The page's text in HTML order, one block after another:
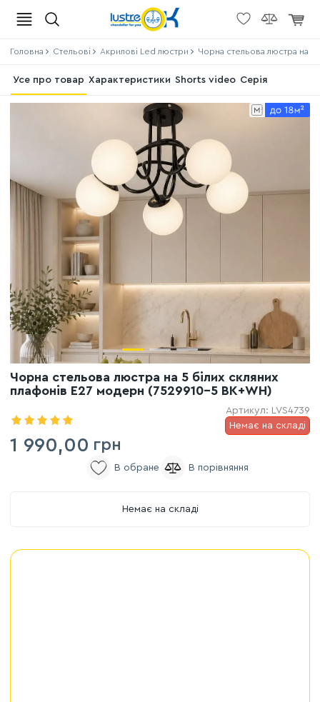
Головна Стельові Акрилові Led люстри Чорна стельова люстра на 5
Усе про товар Характеристики Shorts video Серія
Чорна стельова люстра на 5 білих скляних
плафонів E27 модерн (7529910-5 BK+WH)
Артикул: LVS4739
Немає на складі
1 990,00 грн
Немає на складі